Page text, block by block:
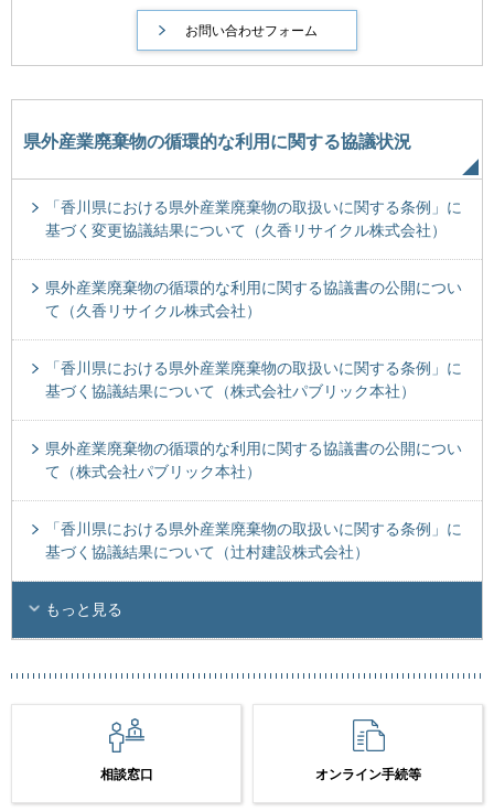
県外産業廃棄物の循環的な利用に関する協議状況
「香川県における県外産業廃棄物の取扱いに関する条例」に
基づく変更協議結果について（久香リサイクル株式会社）
県外産業廃棄物の循環的な利用に関する協議書の公開につい
て（久香リサイクル株式会社）
「香川県における県外産業廃棄物の取扱いに関する条例」に
基づく協議結果について（株式会社パブリック本社）
県外産業廃棄物の循環的な利用に関する協議書の公開につい
て（株式会社パブリック本社）
「香川県における県外産業廃棄物の取扱いに関する条例」に
基づく協議結果について（辻村建設株式会社）
もっと見る
相談窓口 オンライン手続等